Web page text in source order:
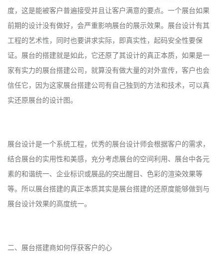
度，这是能被客户普遍接受并且让客户满意的要点。一个展台如果
前期的设计没有做好，会严重影响展台的展示效果。展台设计有其
工程的艺术性，同时也要讲求实际，即真实性，起码安全性要保
证。展台的搭建就是如此，它还原了其设计的真正本质，如果是一
家有实力的展台搭建公司，就算没有做大量的对外宣传，客户也会
信任它，因为这家展台搭建公司有自己独到的方法和技术，可以真
实还原展台的设计图。
展台设计是一个系统工程，优秀的展台设计师会根据客户的需求，
结合展台的实用性和美感，充分考虑展台的空间利用、展台中各元
素的和谐统一、企业标识或展品的突出醒目、色彩的渲染效果等
等。所以展台搭建的真正本质其实是展台搭建的还原度能够做到与
展台设计效果的高度统一。
二、展台搭建商如何俘获客户的心